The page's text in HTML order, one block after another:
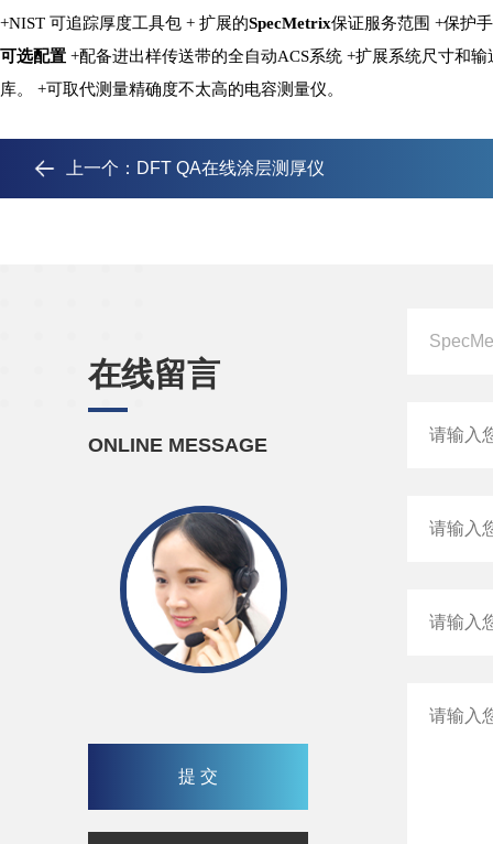
+NIST 可追踪厚度工具包 + 扩展的SpecMetrix保证服务范围 +保护
可选配置 +配备进出样传送带的全自动ACS系统 +扩展系统尺寸和输
库。
+可取代测量精确度不太高的电容测量仪。
上一个： DFT QA在线涂层测厚仪
在线留言
ONLINE MESSAGE